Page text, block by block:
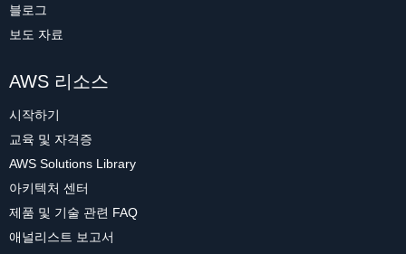
블로그
보도 자료
AWS 리소스
시작하기
교육 및 자격증
AWS Solutions Library
아키텍처 센터
제품 및 기술 관련 FAQ
애널리스트 보고서